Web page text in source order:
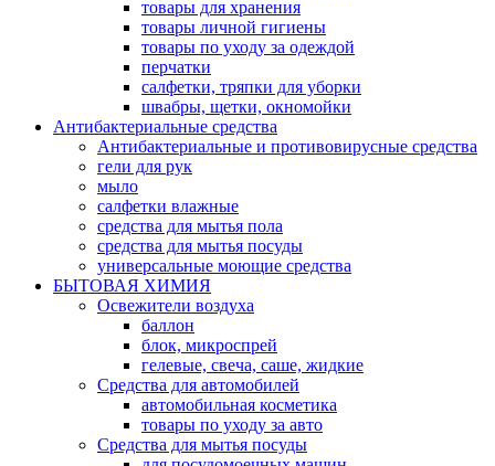
товары для хранения
товары личной гигиены
товары по уходу за одеждой
перчатки
салфетки, тряпки для уборки
швабры, щетки, окномойки
Антибактериальные средства
Антибактериальные и противовирусные средства
гели для рук
мыло
салфетки влажные
средства для мытья пола
средства для мытья посуды
универсальные моющие средства
БЫТОВАЯ ХИМИЯ
Освежители воздуха
баллон
блок, микроспрей
гелевые, свеча, саше, жидкие
Средства для автомобилей
автомобильная косметика
товары по уходу за авто
Средства для мытья посуды